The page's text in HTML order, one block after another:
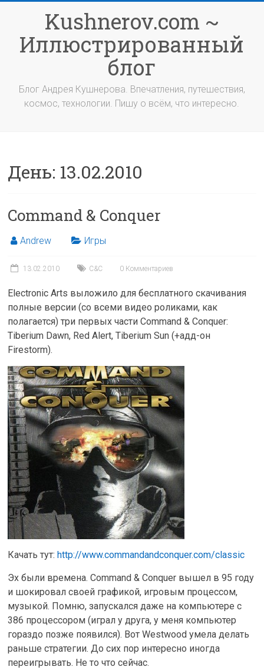
содержимомуKushnerov.com ~
Иллюстрированный
блог
Блог Андрея Кушнерова. Впечатления, путешествия,
космос, технологии. Пишу о всём, что интересно.
День: 13.02.2010
Command & Conquer
Andrew Игры
13.02.2010 С&C 0 Комментариев
Electronic Arts выложило для бесплатного скачивания
полные версии (со всеми видео роликами, как
полагается) три первых части Command & Conquer:
Tiberium Dawn, Red Alert, Tiberium Sun (+адд-он
Firestorm).
Качать тут:http://www.commandandconquer.com/classic
Эх были времена. Command & Conquer вышел в 95 году
и шокировал своей графикой, игровым процессом,
музыкой. Помню, запускался даже на компьютере с
386 процессором (играл у друга, у меня компьютер
гораздо позже появился). Вот Westwood умела делать
раньше стратегии. До сих пор интересно иногда
переигрывать. Не то что сейчас.